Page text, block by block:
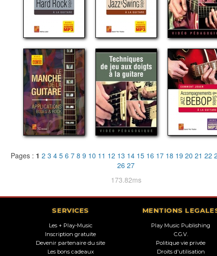
Pages : 1 2 3 4 5 6 7 8 9 10 11 12 13 14 15 16 17 18 19 20 21 22
26 27
173.82ms
SERVICES
Les + Play-Music
Inscription gratuite
Devenir partenaire du site
Les bons cadeaux
MENTIONS
Play Music Publishing
C.G.V.
Politique vie privée
Droits d'utilisation